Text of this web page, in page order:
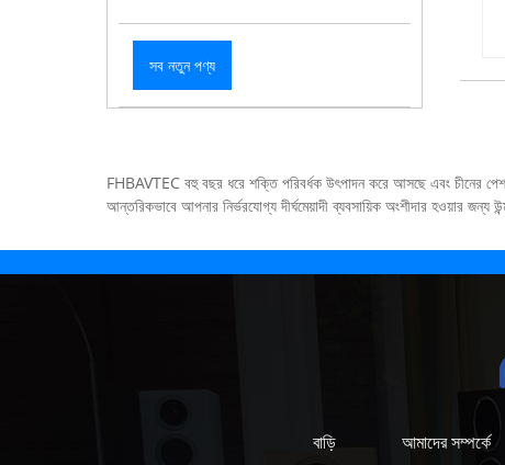
সব নতুন পণ্য
FHBAVTEC বহু বছর ধরে শক্তি পরিবর্ধক উৎপাদন করে আসছে এবং চীনের
আন্তরিকভাবে আপনার নির্ভরযোগ্য দীর্ঘমেয়াদী ব্যবসায়িক অংশীদার হওয়ার জন্য
বাড়ি আমাদের সম্পর্কে